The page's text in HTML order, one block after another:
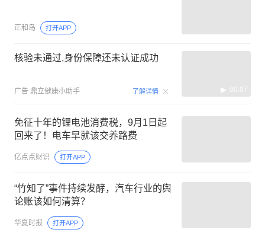
正和岛 打开APP
核验未通过,身份保障还未认证成功
广告 鼎立健康小助手 了解详情 00:07
免征十年的锂电池消费税，9月1日起
回来了！电车早就该交养路费
亿点点财识 打开APP
“竹知了”事件持续发酵，汽车行业的舆
论账该如何清算？
华夏时报 打开APP